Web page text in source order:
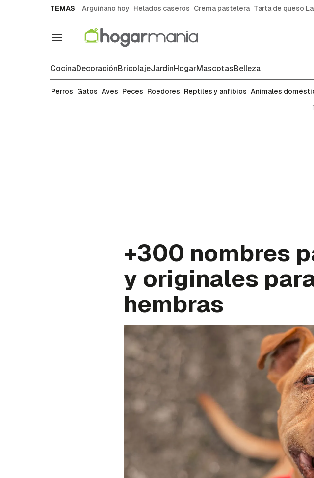
TEMAS Arguiñano hoy Helados caseros Crema pastelera Tarta de queso
Navegación
CocinaDecoraciónBricolajeJardínHogarMascotasBelleza
Perros
Perros Gatos Aves Peces Roedores Reptiles y anfibios Animales
+300 nombres
y originales
hembras